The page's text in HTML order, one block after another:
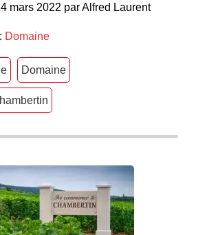
mars 2022 par Alfred Laurent
Domaine
Domaine